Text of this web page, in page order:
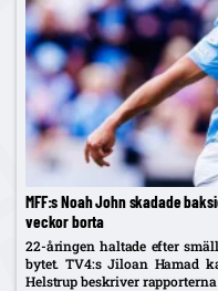
MFF:s Noah John skadade
veckor borta
22-åringen haltade efter
bytet. TV4:s Jiloan Hamad
Helstrup beskriver